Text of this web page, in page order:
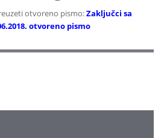
otvoreno pismo:Zaključci sa
otvoreno pismo